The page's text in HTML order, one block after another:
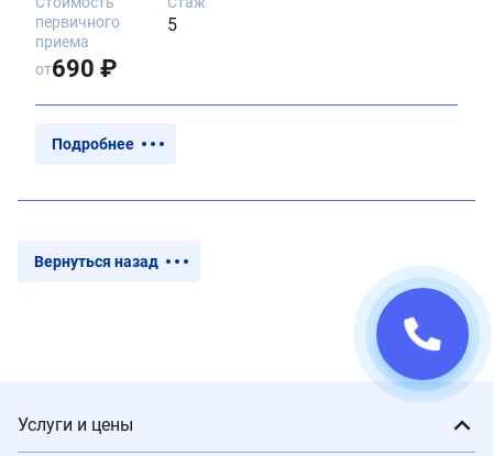
5
первичного
приема
от690 ₽
Подробнее
Вернуться назад
Услуги и цены